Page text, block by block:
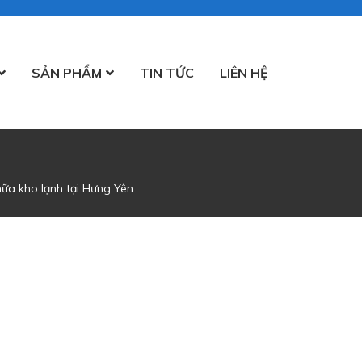
SẢN PHẨM TIN TỨC LIÊN HỆ
kho lạnh tại Hưng Yên